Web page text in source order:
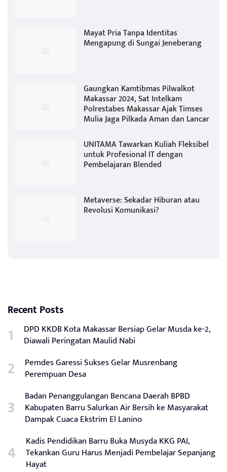
Mayat Pria Tanpa Identitas
Mengapung di Sungai Jeneberang
Gaungkan Kamtibmas Pilwalkot
Makassar 2024, Sat Intelkam
Polrestabes Makassar Ajak Timses
Mulia Jaga Pilkada Aman dan Lancar
UNITAMA Tawarkan Kuliah Fleksibel
untuk Profesional IT dengan
Pembelajaran Blended
Metaverse: Sekadar Hiburan atau
Revolusi Komunikasi?
Recent Posts
DPD KKDB Kota Makassar Bersiap Gelar Musda ke-2,
Diawali Peringatan Maulid Nabi
Pemdes Garessi Sukses Gelar Musrenbang
Perempuan Desa
Badan Penanggulangan Bencana Daerah BPBD
Kabupaten Barru Salurkan Air Bersih ke Masyarakat
Dampak Cuaca Ekstrim El Lanino
Kadis Pendidikan Barru Buka Musyda KKG PAI,
Tekankan Guru Harus Menjadi Pembelajar Sepanjang
Hayat